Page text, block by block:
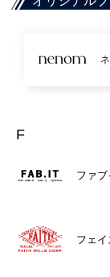
F
ファブ
フェ